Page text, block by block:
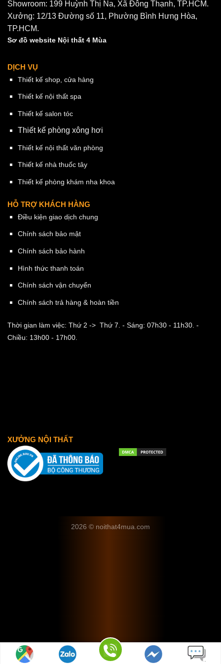
Showroom: 199 Huỳnh Thị Na, Xã Đông Thạnh, TP.HCM.
Xưởng: 12/13 Đường số 11, Phường Bình Hưng Hòa,
TP.HCM.
Sơ đồ website Nội thất 4 Mùa
DỊCH VỤ
Thiết kế shop, cửa hàng
Thiết kế nội thất spa
Thiết kế salon tóc
Thiết kế phòng xông hơi
Thiết kế nội thất văn phòng
Thiết kế nhà thuốc tây
Thiết kế phòng khám nha khoa
HỖ TRỢ KHÁCH HÀNG
Điều kiện giao dịch chung
Chính sách bảo mật
Chính sách bảo hành
Hình thức thanh toán
Chính sách vận chuyển
Chính sách trả hàng & hoàn tiền
Thời gian làm việc: Thứ 2 -> Thứ 7. - Sáng: 07h30 - 11h30. -
Chiều: 13h00 - 17h00.
XƯỞNG NỘI THẤT
2026 © noithat4mua.com